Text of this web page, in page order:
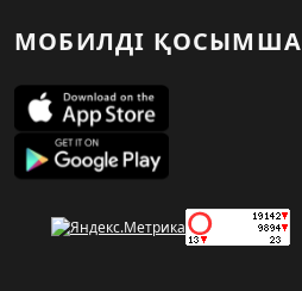
МОБИЛДІ ҚОСЫМША